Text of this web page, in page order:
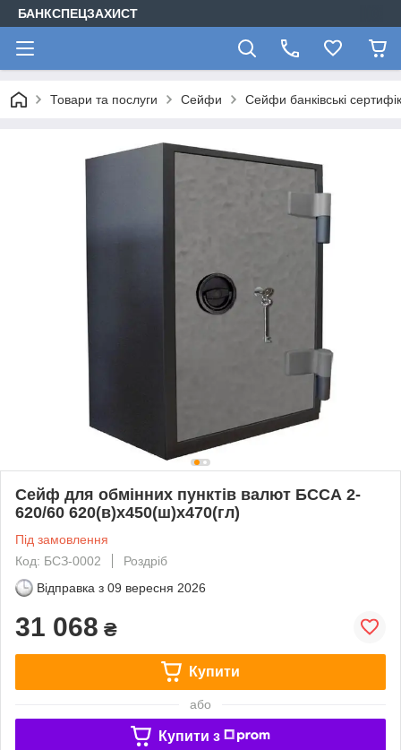
БАНКСПЕЦЗАХИСТ
Товари та послуги Сейфи Сейфи банківські
Сейф для обмінних пунктів валют БССА 2-
620/60 620(в)х450(ш)х470(гл)
Під замовлення
Код: БСЗ-0002
Роздріб
Відправка з 09 вересня 2026
31 068 ₴
Купити
або
Купити з